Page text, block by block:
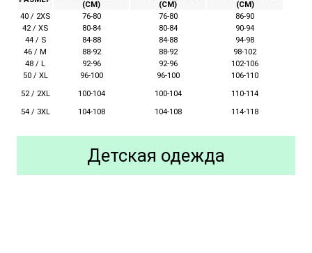
(СМ)
(СМ)
(СМ)
40 / 2XS
76-80 76-80
86-90
42 / XS
80-84 80-84
90-94
44 / S
84-88 84-88
94-98
46 / M
88-92 88-92
98-102
48 / L
92-96 92-96
102-106
50 / XL
96-100 96-100
106-110
52 / 2XL
100-104 100-104
110-114
54 / 3XL
104-108 104-108 114-118
Детская одежда